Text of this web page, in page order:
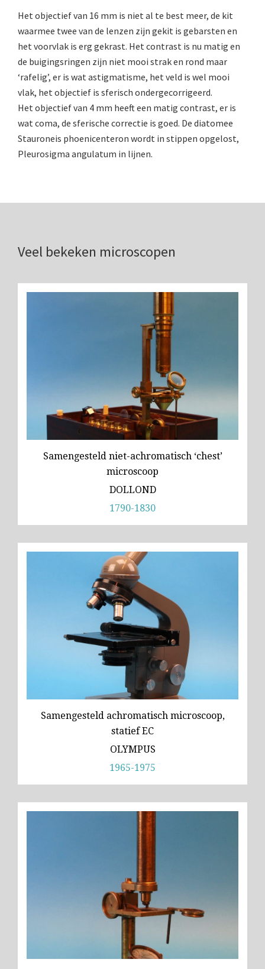
Het objectief van 16 mm is niet al te best meer, de kit
waarmee twee van de lenzen zijn gekit is gebarsten en
het voorvlak is erg gekrast. Het contrast is nu matig en
de buigingsringen zijn niet mooi strak en rond maar
‘rafelig’, er is wat astigmatisme, het veld is wel mooi
vlak, het objectief is sferisch ondergecorrigeerd.
Het objectief van 4 mm heeft een matig contrast, er is
wat coma, de sferische correctie is goed. De diatomee
Stauroneis phoenicenteron wordt in stippen opgelost,
Pleurosigma angulatum in lijnen.
Veel bekeken microscopen
Samengesteld niet-achromatisch ‘chest’
microscoop
DOLLOND
1790-1830
Samengesteld achromatisch microscoop,
statief EC
OLYMPUS
1965-1975